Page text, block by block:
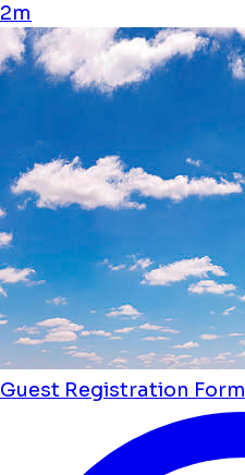
2m
Guest Registration Form